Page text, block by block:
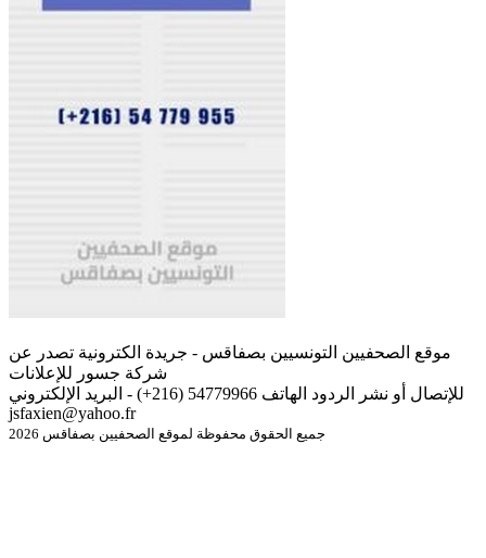
موقع الصحفيين التونسيين بصفاقس - جريدة الكترونية تصدر عن
شركة جسور للإعلانات
للإتصال أو نشر الردود الهاتف 54779966 (216+) - البريد الإلكتروني
jsfaxien@yahoo.fr
جميع الحقوق محفوظة لموقع الصحفيين بصفاقس 2026